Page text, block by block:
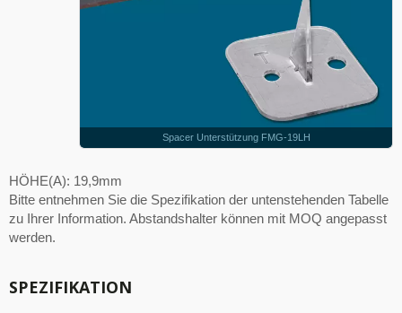
Spacer Unterstützung FMG-19LH
HÖHE(A): 19,9mm
Bitte entnehmen Sie die Spezifikation der untenstehenden Tabelle
zu Ihrer Information. Abstandshalter können mit MOQ angepasst
werden.
SPEZIFIKATION